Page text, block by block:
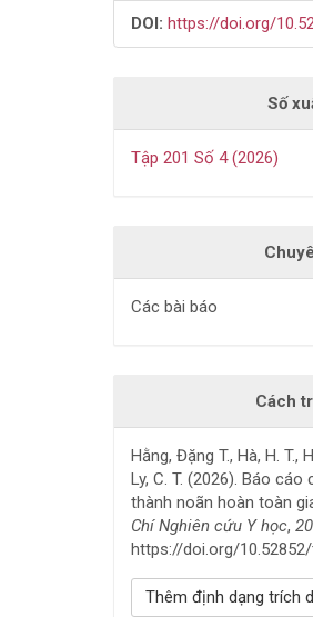
DOI: https://doi.org/
Số
Tập 201 Số 4 (2026)
Các bài báo
Cách
Hằng, Đặng T., Hà, H. T.,
Ly, C. T. (2026). Báo
thành noãn hoàn toàn
Chí Nghiên cứu Y học,
https://doi.org/
Thêm định dạng trích